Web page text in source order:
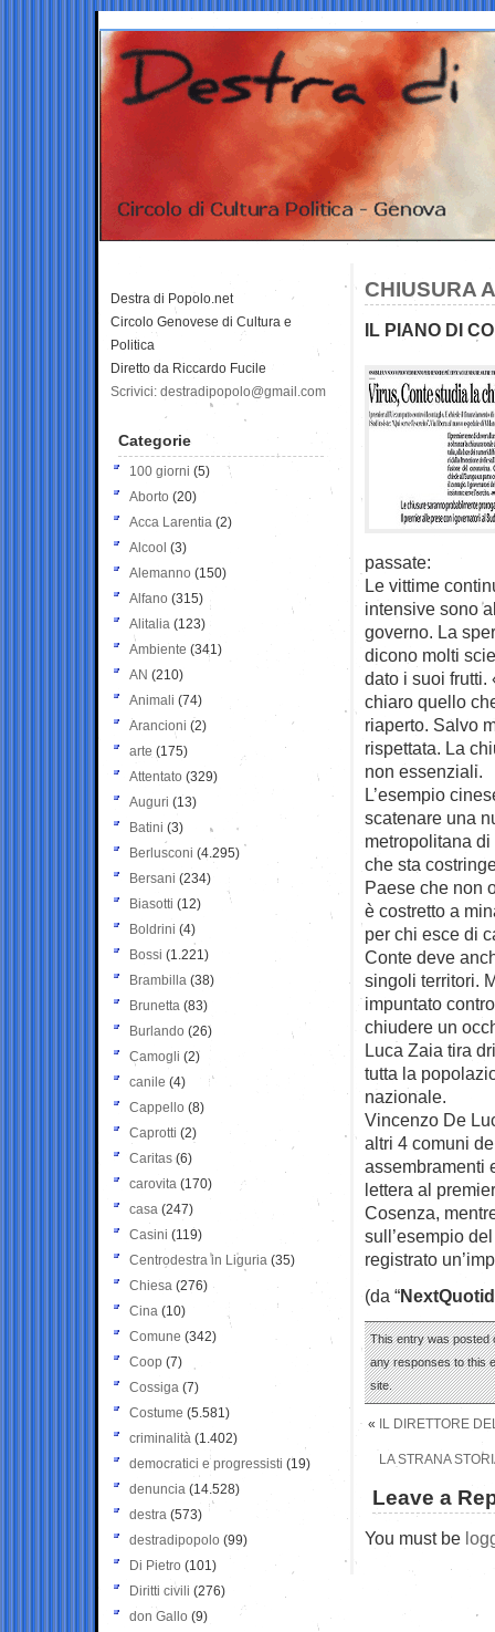
CHIUSURA
IL PIANO DI
passate:
Le vittime
intensive sono
governo. La
dicono molti
dato i suoi
chiaro quello
riaperto. Salvo
rispettata. La
non essenziali.
L’esempio
scatenare una
metropolitana
che sta
Paese che non
è costretto a
per chi esce di
Conte deve
singoli territori.
impuntato
chiudere un
Luca Zaia tira
tutta la
nazionale.
Vincenzo De
altri 4 comuni
assembramenti
lettera al
Cosenza,
sull’esempio
registrato
(da “
This entry was posted
any responses to this
site.
« IL DIRETTORE
LA STRANA
Leave a
You must be
Destra di Popolo.net
Circolo Genovese di Cultura e
Politica
Diretto da Riccardo Fucile
Scrivici: destradipopolo@gmail.com
Categorie
100 giorni (5)
Aborto (20)
Acca Larentia (2)
Alcool (3)
Alemanno (150)
Alfano (315)
Alitalia (123)
Ambiente (341)
AN (210)
Animali (74)
Arancioni (2)
arte (175)
Attentato (329)
Auguri (13)
Batini (3)
Berlusconi (4.295)
Bersani (234)
Biasotti (12)
Boldrini (4)
Bossi (1.221)
Brambilla (38)
Brunetta (83)
Burlando (26)
Camogli (2)
canile (4)
Cappello (8)
Caprotti (2)
Caritas (6)
carovita (170)
casa (247)
Casini (119)
Centrodestra in Liguria (35)
Chiesa (276)
Cina (10)
Comune (342)
Coop (7)
Cossiga (7)
Costume (5.581)
criminalità (1.402)
democratici e progressisti (19)
denuncia (14.528)
destra (573)
destradipopolo (99)
Di Pietro (101)
Diritti civili (276)
don Gallo (9)